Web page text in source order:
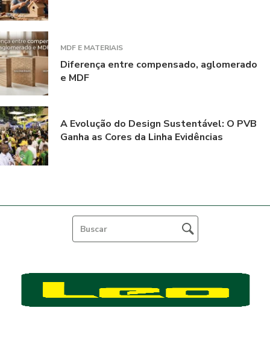
MDF E MATERIAIS
Diferença entre compensado, aglomerado
e MDF
A Evolução do Design Sustentável: O PVB
Ganha as Cores da Linha Evidências